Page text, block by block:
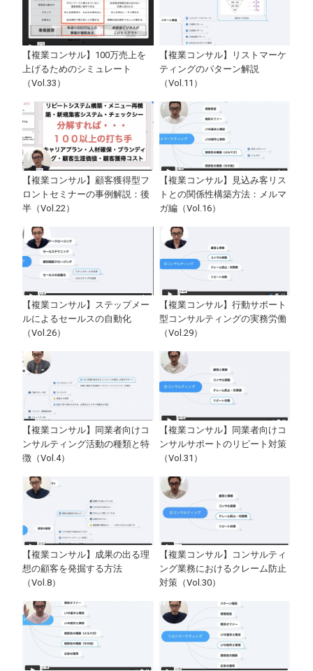
【複業コンサル】100万売上を
上げるためのシミュレート
（Vol.33）
【複業コンサル】リストマーケ
ティングのパターン解説
（Vol.11）
【複業コンサル】顧客獲得型フ
ロントセミナーの事例解説：後
半（Vol.22）
【複業コンサル】見込み客リス
トとの関係性構築方法：メルマ
ガ編（Vol.16）
【複業コンサル】ステップメー
ルによるセールスの自動化
（Vol.26）
【複業コンサル】行動サポート
型コンサルティングの実務労働
（Vol.29）
【複業コンサル】同業者向けコ
ンサルティング活動の種類と特
徴（Vol.4）
【複業コンサル】同業者向けコ
ンサルサポートのリピート対策
（Vol.31）
【複業コンサル】成果の出る理
想の顧客を発掘する方法
（Vol.8）
【複業コンサル】コンサルティ
ング業務におけるクレーム防止
対策（Vol.30）